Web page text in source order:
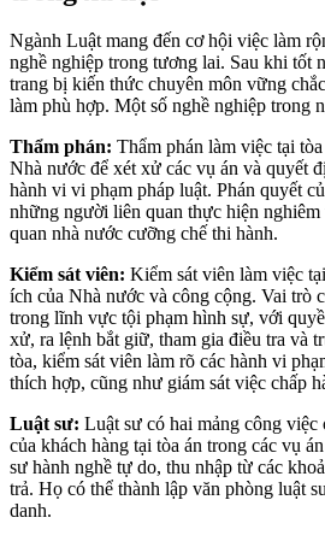
Ngành Luật mang đến cơ hội việc làm
nghề nghiệp trong tương lai. Sau khi tốt
trang bị kiến thức chuyên môn vững
làm phù hợp. Một số nghề nghiệp trong
Thẩm phán: Thẩm phán làm việc tại
Nhà nước để xét xử các vụ án và quyết
hành vi vi phạm pháp luật. Phán quyết
những người liên quan thực hiện nghiêm
quan nhà nước cưỡng chế thi hành.
Kiểm sát viên: Kiểm sát viên làm việc
ích của Nhà nước và công cộng. Vai trò
trong lĩnh vực tội phạm hình sự, với
xử, ra lệnh bắt giữ, tham gia điều tra và
tòa, kiểm sát viên làm rõ các hành vi
thích hợp, cũng như giám sát việc chấp
Luật sư: Luật sư có hai mảng công
của khách hàng tại tòa án trong các vụ
sư hành nghề tự do, thu nhập từ các
trả. Họ có thể thành lập văn phòng luật
danh.